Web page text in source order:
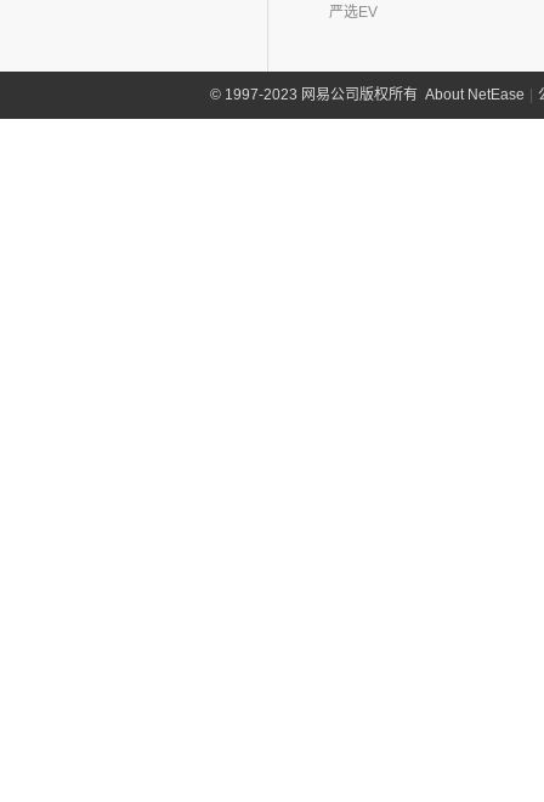
严选EV
©1997-2023 网易公司版权所有 About NetEase